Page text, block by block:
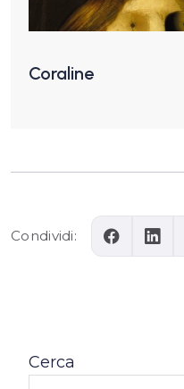
Coraline
Condividi:
Cerca